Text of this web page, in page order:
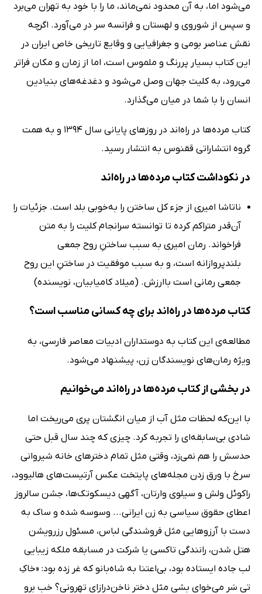
می‌شود اما، به آن محدود نمی‌ماند، ما را با خود به تهران می‌برد
و سپس از شوروی و لهستان و فرانسه سر در می‌آورد. اگرچه
نقش عناصر بومی و جغرافیایی و وقایع تاریخی خاص ایران در
این کتاب بسیار پررنگ و ملموس است، اما از زمان و مکان فراتر
می‌رود، به کلیت جهان وصل می‌شود و دغدغه‌های بنیادین
انسان را با شما در میان می‌گذارد.
کتاب مرده‌ها در راه‌اند در روزهای پایانی سال 1394 و به همت
گروه انتشاراتی ققنوس به انتشار رسید.
در نکوداشت کتاب مرده‌ها در راه‌اند
ناتاشا امیری از جزء کل ساختن را به‌خوبی بلد است. جزئیات را
آن‌قدر متراکم کرده تا توانسته سرانجام کلیت را به متن
فراخواند. ‌رمان امیری به سبب ساختنِ روح جمعی
بلندپروازانه است، و به سبب موفقیت در ساختنِ این روح
جمعی رمانی است باارزش. ‌(میلاد کامیابیان، نویسنده)
کتاب مرده‌ها در راه‌اند برای چه کسانی مناسب است؟
مطالعه‌ی این کتاب به دوستداران ادبیات معاصر فارسی، به
ویژه رمان‌های نویسندگان زن، پیشنهاد می‌شود.
در بخشی از کتاب مرده‌ها در راه‌اند می‌خوانیم
با این‌که لحظات مثل آب از میان انگشتان پرى مى‌ریخت اما
شادى بى‌سابقه‌اى را تجربه کرد. چیزى که چند سال قبل حتى
حدسش را هم نمى‌زد، وقتى مثل تمام دخترهاى خانه شیروانى
سرخ با ورق زدن مجله‌هاى پایتخت عکس آرتیست‌هاى هالیوود،
راکوئل ولش و سیلوى وارتان، آگهى دیسکوتک‌ها، جشن سالروز
اعطاى حقوق سیاسى به زن ایرانى... وسوسه شده و ساک به
دست با آرزوهایى مثل فروشندگى لباس، مسئول رزرویشن
هتل شدن، رانندگى تاکسى یا شرکت در مسابقه ملکه زیبایى
لب جاده ایستاده بود، بى‌اعتنا به شاه‌بانو که غر زده بود: «خاکِ
تى سَر مى‌خواى بشى مثل دختر ناخن‌درازاى تهرونى؟ خب برو